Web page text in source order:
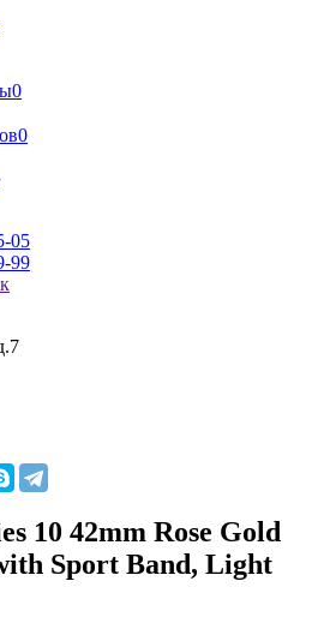
0
0
05
99
10 42mm Rose Gold
Sport Band, Light